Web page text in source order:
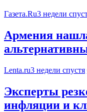
Газета.Ru3 недели
Армения
Lenta.ru3 недели спустя
Эксперты
инфляции и